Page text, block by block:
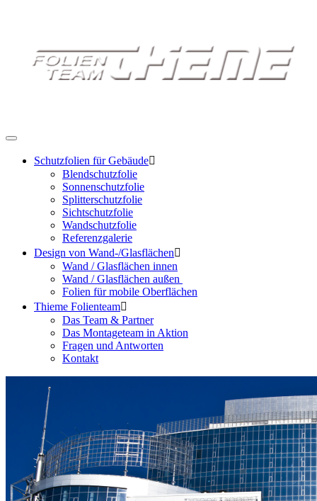
Schutzfolien für Gebäude
Blendschutzfolie
Sonnenschutzfolie
Splitterschutzfolie
Sichtschutzfolie
Wandschutzfolie
Referenzgalerie
Design von Wand-/Glasflächen
Wand / Glasflächen innen
Wand / Glasflächen außen
Folien für mobile Oberflächen
Thieme Folienteam
Das Team & Partner
Das Montageteam in Aktion
Fragen und Antworten
Kontakt